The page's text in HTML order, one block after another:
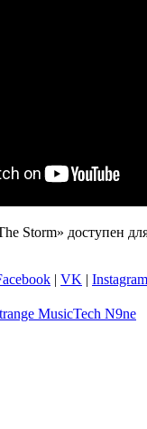
Storm» доступен
| VK | Instagram
MusicTech N9ne